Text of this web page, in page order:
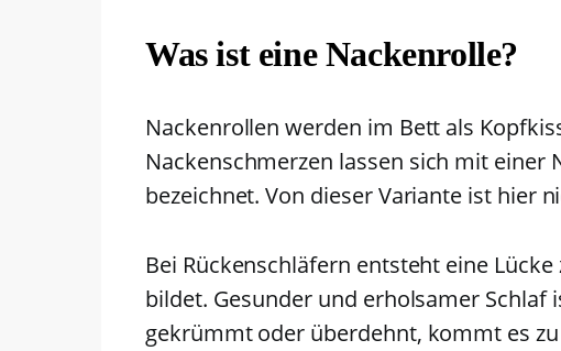
Was ist eine Nackenrolle?
Nackenrollen werden im Bett als
Nackenschmerzen lassen sich mit
bezeichnet. Von dieser Variante ist hier
Bei Rückenschläfern entsteht eine
bildet. Gesunder und erholsamer
gekrümmt oder überdehnt, kommt es